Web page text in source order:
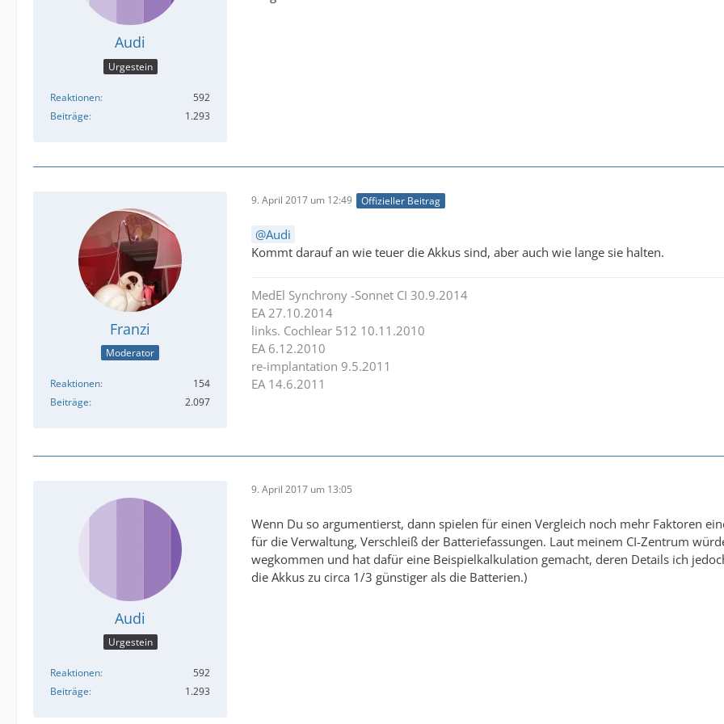
Audi
Urgestein
Reaktionen
592
Beiträge
1.293
Franzi
Moderator
Reaktionen
154
Beiträge
2.097
9. April 2017 um 12:49 Offizieller Beitrag
Audi
Kommt darauf an wie teuer die Akkus sind, aber auch wie lange sie halten.
MedEl Synchrony -Sonnet CI 30.9.2014
EA 27.10.2014
links. Cochlear 512 10.11.2010
EA 6.12.2010
re-implantation 9.5.2011
EA 14.6.2011
Audi
Urgestein
Reaktionen
592
Beiträge
1.293
9. April 2017 um 13:05
Wenn Du so argumentierst, dann spielen für einen Vergleich noch mehr Faktoren
für die Verwaltung, Verschleiß der Batteriefassungen. Laut meinem CI-Zentrum
wegkommen und hat dafür eine Beispielkalkulation gemacht, deren Details ich
die Akkus zu circa 1/3 günstiger als die Batterien.)